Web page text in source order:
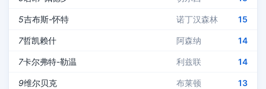
5吉布斯-怀特 诺丁汉森林 15
7哲凯赖什 阿森纳 14
7卡尔弗特-勒温 利兹联 14
9维尔贝克 布莱顿 13